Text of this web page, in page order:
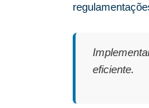
eficiente.